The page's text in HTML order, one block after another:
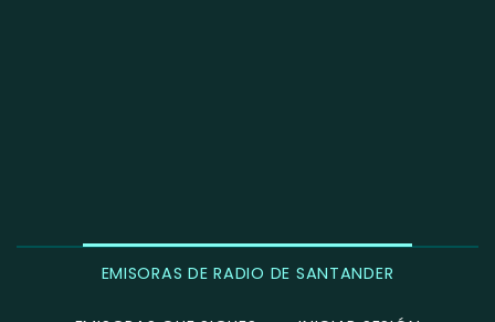
EMISORAS DE RADIO DE SANTANDER